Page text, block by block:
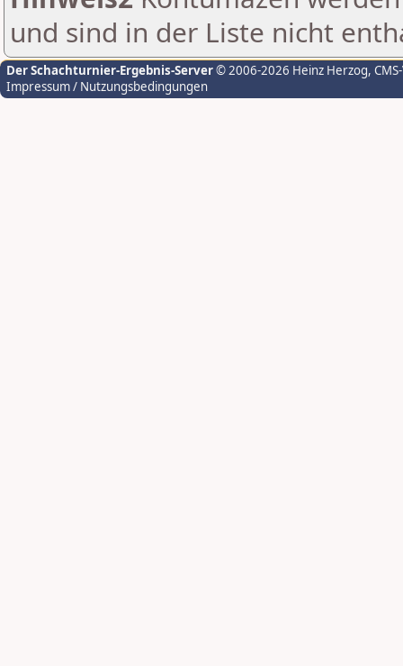
und sind in der Liste nicht
Der Schachturnier-Ergebnis-Server© 2006-2026 Heinz Herzog,
Impressum / Nutzungsbedingungen